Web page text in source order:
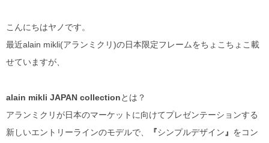
こんにちはヤノです。
最近alain mikli(アランミクリ)の日本限定フレームをちょこちょこ載
せていますが、
alain mikli JAPAN collectionとは？
アランミクリが日本のマーケットに向けてプレゼンテーションする
新しいエントリーラインのモデルで、
『シンプルデザイン 』 をコン
chrome hearts
DIFFUSER